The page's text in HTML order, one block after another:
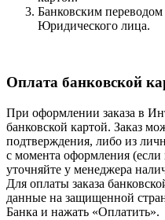
Банковским
Юридического лица.
Оплата банковской
При оформлении заказа в
банковской картой. Заказ
подтверждения, либо из
с момента оформления
уточняйте у менеджера
Для оплаты заказа
данные на защищенной
Банка и нажать «Оплатить».